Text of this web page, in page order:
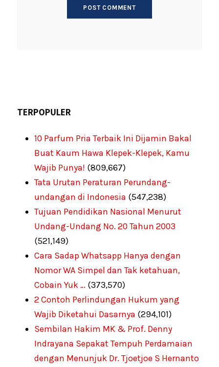
TERPOPULER
10 Parfum Pria Terbaik Ini Dijamin Bakal
Buat Kaum Hawa Klepek-Klepek, Kamu
Wajib Punya! (809,667)
Tata Urutan Peraturan Perundang-
undangan di Indonesia (547,238)
Tujuan Pendidikan Nasional Menurut
Undang-Undang No. 20 Tahun 2003
(521,149)
Cara Sadap Whatsapp Hanya dengan
Nomor WA Simpel dan Tak ketahuan,
Cobain Yuk … (373,570)
2 Contoh Perlindungan Hukum yang
Wajib Diketahui Dasarnya (294,101)
Sembilan Hakim MK & Prof. Denny
Indrayana Sepakat Tempuh Perdamaian
dengan Menunjuk Dr. Tjoetjoe S Hernanto